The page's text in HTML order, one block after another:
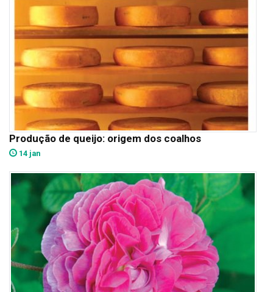
Produção de queijo: origem dos coalhos
14 jan